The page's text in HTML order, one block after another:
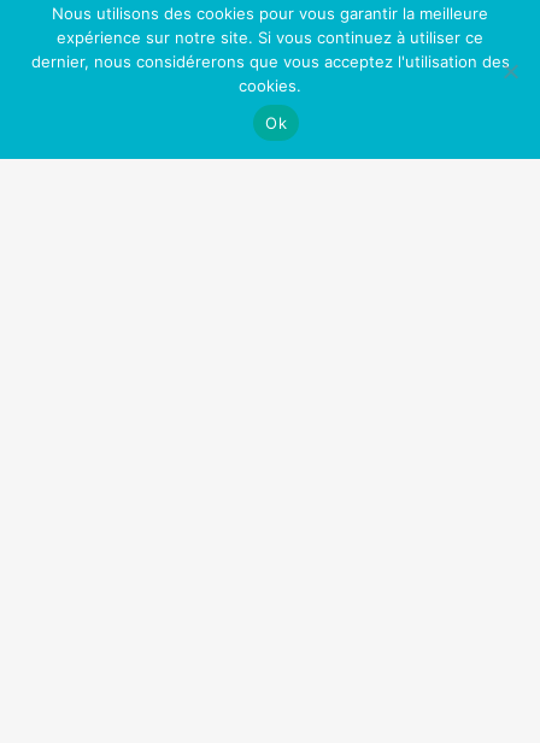
Augmentation de la libido!
Une peau plus jeune
Un meilleur contrôle de votre vie
Plus d’opportunités professionnelles et sociales
Nous utilisons des cookies pour vous garantir la meilleure
expérience sur notre site. Si vous continuez à utiliser ce
dernier, nous considérerons que vous acceptez l'utilisation des
cookies.
Ok